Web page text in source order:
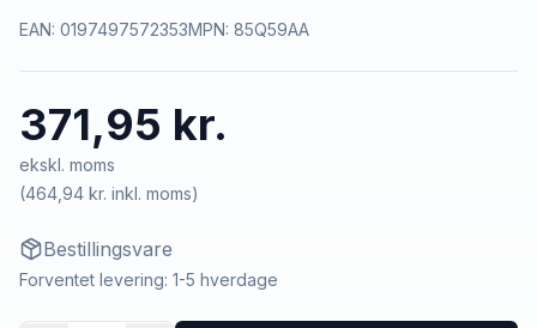
EAN: 0197497572353MPN: 85Q59AA
371,95 kr.
ekskl. moms
(464,94 kr. inkl. moms)
Bestillingsvare
Forventet levering: 1-5 hverdage